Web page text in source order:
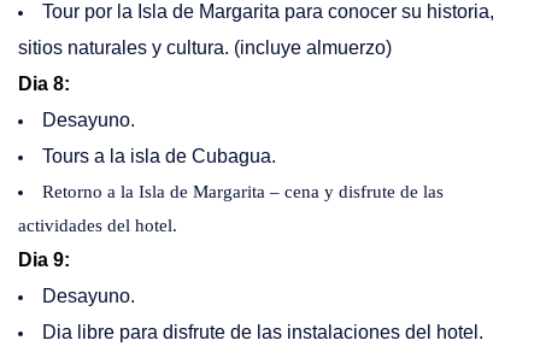
Tour por la Isla de Margarita para conocer su historia,
sitios naturales y cultura. (incluye almuerzo)
Dia 8:
Desayuno.
Tours a la isla de Cubagua.
Retorno a la Isla de Margarita – cena y disfrute de las
actividades del hotel.
Dia 9:
Desayuno.
Dia libre para disfrute de las instalaciones del hotel.